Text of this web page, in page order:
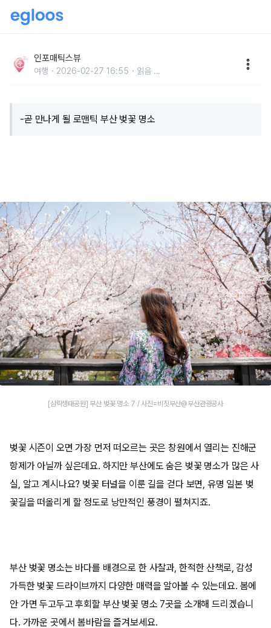
벚꽃 명소 7곳 추천
인포매틱스뷰
여행 2026-02-27 16:55 읽음 ...
-곧 만나게 될 로맨틱 부산 벚꽃 명소
[삼락생태공원] 부산 벚꽃 명소 7 / 사진=비짓부산@부산관광공사
벚꽃 시즌이 오면 가장 먼저 떠오르는 곳은 창원에서 열리는 진해군
항제가 아닐까 싶은데요. 하지만 부산에도 숨은 벚꽃 명소가 많은 사
실, 알고 계시나요? 벚꽃 터널을 이룬 길을 걷다 보면, 유명 일본 벚
꽃길을 떠올리게 할 정도로 낭만적인 풍경이 펼쳐지죠.
부산 벚꽃 명소는 바다를 배경으로 한 사찰과, 한적한 산책로, 감성
가득한 벚꽃 드라이브까지 다양한 매력을 알아볼 수 있는데요. 봄에
안 가면 두고두고 후회할 부산 벚꽃 명소 7곳을 소개해 드리겠습니
다. 가까운 곳에서 봄바람을 즐겨보세요.